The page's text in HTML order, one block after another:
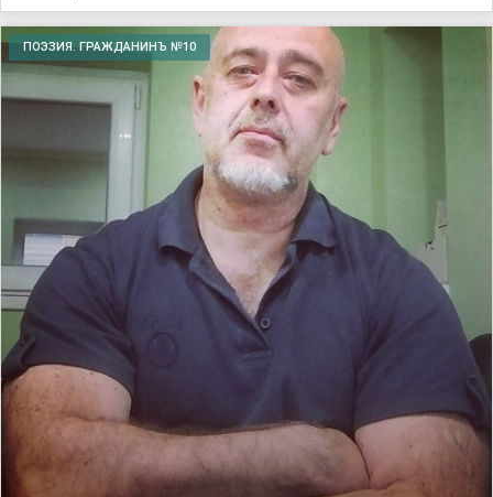
ПОЭЗИЯ. ГРАЖДАНИНЪ №10